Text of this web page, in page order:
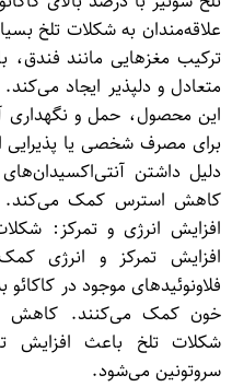
علاقه‌مندان به شکلات تلخ
ترکیب مغزهایی مانند فندق،
این محصول، حمل و نگهداری
برای مصرف شخصی یا
دلیل داشتن
کاهش استرس کمک می‌کند.
افزایش انرژی و تمرکز:
افزایش تمرکز و انرژی
فلاونوئیدهای موجود در
خون کمک می‌کنند. کاهش
شکلات تلخ باعث افزایش
سروتونین می‌شود.